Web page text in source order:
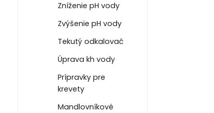
Zníženie pH vody
Zvýšenie pH vody
Tekutý odkalovač
Úprava kh vody
Prípravky pre
krevety
Mandlovníkové